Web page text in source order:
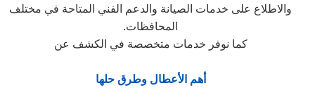
والاطلاع على خدمات الصيانة والدعم الفني المتاحة في مختلف
المحافظات.
كما نوفر خدمات متخصصة في الكشف عن
أهم الأعطال وطرق حلها